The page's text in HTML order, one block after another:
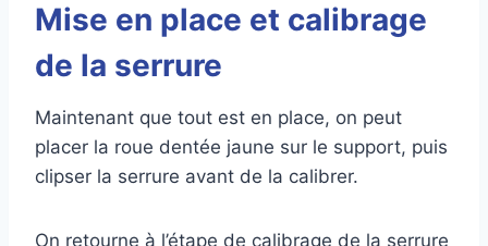
Mise en place et calibrage
de la serrure
Maintenant que tout est en place, on peut
placer la roue dentée jaune sur le support, puis
clipser la serrure avant de la calibrer.
On retourne à l’étape de calibrage de la serrure